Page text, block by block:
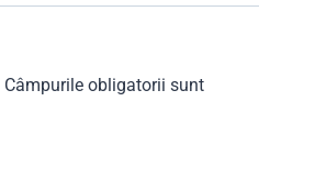
Câmpurile obligatorii sunt